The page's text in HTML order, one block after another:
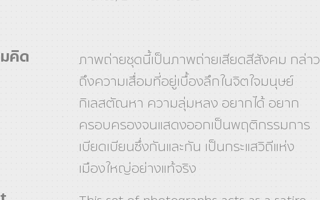
คิด
ภาพถ่ายชุดนี้เป็นภาพถ่ายเสียดสีสังคม กล่าว
ถึงความเสื่อมที่อยู่เบื้องลึกในจิตใจมนุษย์
กิเลสตัณหา ความลุ่มหลง อยากได้ อยาก
ครอบครองจนแสดงออกเป็นพฤติกรรมการ
เบียดเบียนซึ่งกันและกัน เป็นกระแสวิถีแห่ง
เมืองใหญ่อย่างแท้จริง